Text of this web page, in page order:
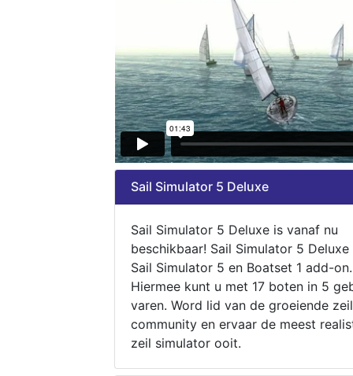
Sail Simulator 5 Deluxe
Sail Simulator 5 Deluxe is vanaf nu
beschikbaar! Sail Simulator 5
Sail Simulator 5 en Boatset 1 add-on.
Hiermee kunt u met 17 boten in 5
varen. Word lid van de groeiende zeil
community en ervaar de meest
zeil simulator ooit.